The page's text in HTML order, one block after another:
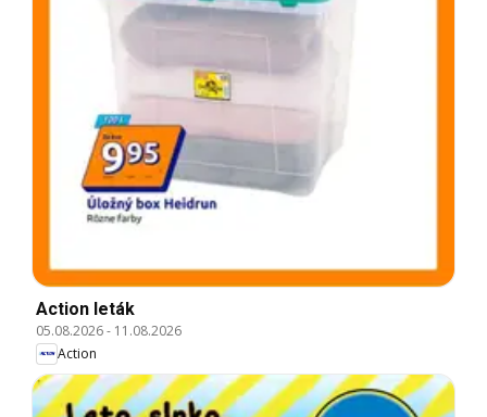
Action leták
05.08.2026- 11.08.2026
Action